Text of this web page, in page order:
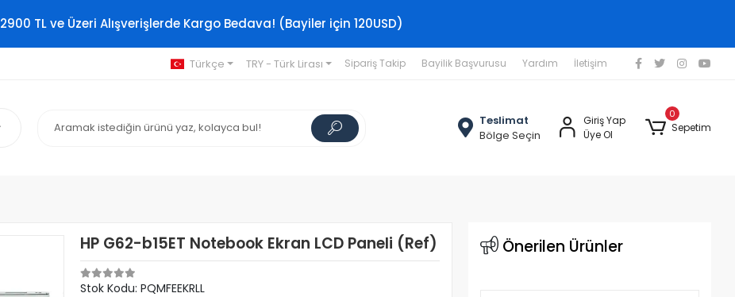
2900 TL ve Üzeri Alışverişlerde Kargo Bedava! (Bayiler için 120USD)
Türkçe TRY - Türk Lirası Sipariş Takip Bayilik Başvurusu Yardım İletişim
Teslimat
Bölge Seçin
Giriş Yap
Üye Ol
0
Sepetim
HP G62-b15ET Notebook Ekran LCD Paneli (Ref)
Stok Kodu: PQMFEEKRLL
Önerilen Ürünler